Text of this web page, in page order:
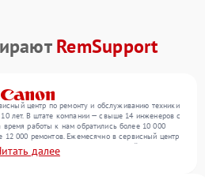
RemSupport
центр по ремонту и обслуживанию техники
лет. В штате компании — свыше 14 инженеров с
работы к нам обратились более 10 000
12 000 ремонтов. Ежемесячно в сервисный центр
, , . Мы беремся за задачи любой сложности
качества благодаря квалификации мастеров.
далее